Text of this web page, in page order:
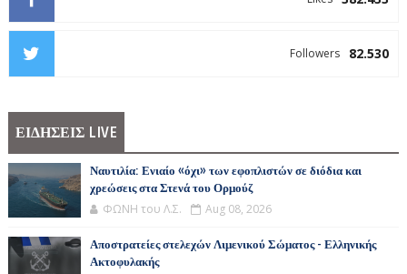
82.530
Followers
ΕΙΔΗΣΕΙΣ LIVE
Ναυτιλία: Ενιαίο «όχι» των εφοπλιστών σε διόδια και
χρεώσεις στα Στενά του Ορμούζ
ΦΩΝΗ του Λ.Σ. Aug 08, 2026
Αποστρατείες στελεχών Λιμενικού Σώματος - Ελληνικής
Ακτοφυλακής